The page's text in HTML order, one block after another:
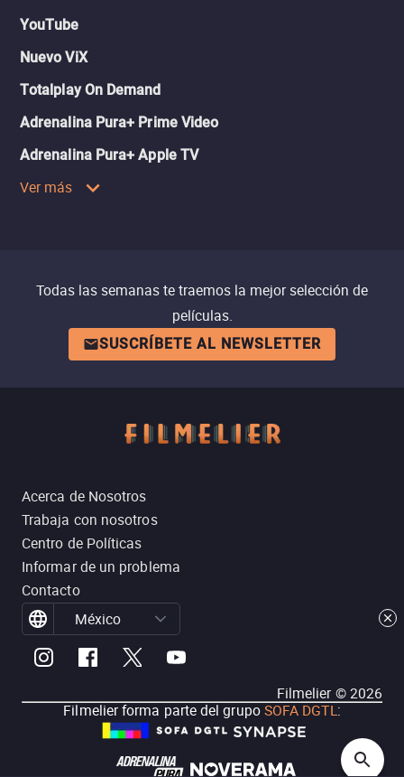
YouTube
Nuevo ViX
Totalplay On Demand
Adrenalina Pura+ Prime Video
Adrenalina Pura+ Apple TV
Ver más
Todas las semanas te traemos la mejor selección de
películas.
SUSCRÍBETE AL NEWSLETTER
Acerca de Nosotros
Trabaja con nosotros
Centro de Políticas
Informar de un problema
Contacto
México
Filmelier ©2026
Filmelier forma parte del grupoSOFA DGTL: